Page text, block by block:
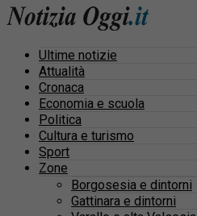
Ultime notizie
Attualità
Cronaca
Economia e scuola
Politica
Cultura e turismo
Sport
Zone
Borgosesia e dintorni
Gattinara e dintorni